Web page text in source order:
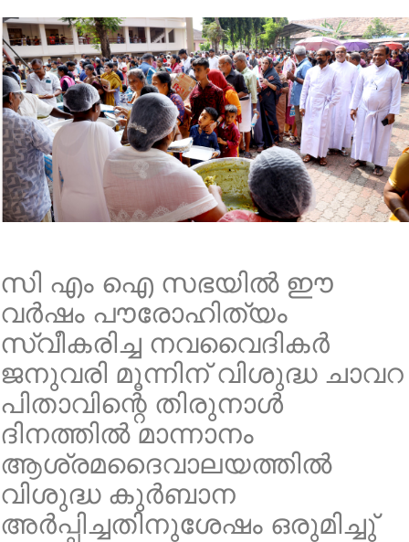
സി എം ഐ സഭയിൽ ഈ
വർഷം പൗരോഹിത്യം
സ്വീകരിച്ച നവവൈദികർ
ജനുവരി മൂന്നിന് വിശുദ്ധ ചാവറ
പിതാവിന്റെ തിരുനാൾ
ദിനത്തിൽ മാന്നാനം
ആശ്രമദൈവാലയത്തിൽ
വിശുദ്ധ കുർബാന
അർപ്പിച്ചതിനുശേഷം ഒരുമിച്ചു്